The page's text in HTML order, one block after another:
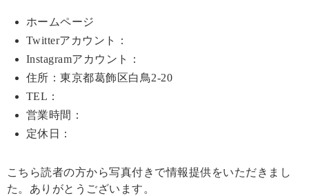
ホームページ
Twitterアカウント：
Instagramアカウント：
住所：東京都葛飾区白鳥2-20
TEL：
営業時間：
定休日：
こちら読者の方から写真付きで情報提供をいただきまし
た。ありがとうございます。